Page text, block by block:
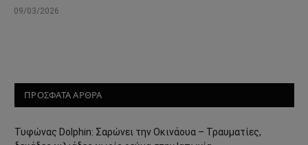
09/03/2026
ΠΡΟΣΦΑΤΑ ΑΡΘΡΑ
Τυφώνας Dolphin: Σαρώνει την Οκινάουα – Τραυματίες,